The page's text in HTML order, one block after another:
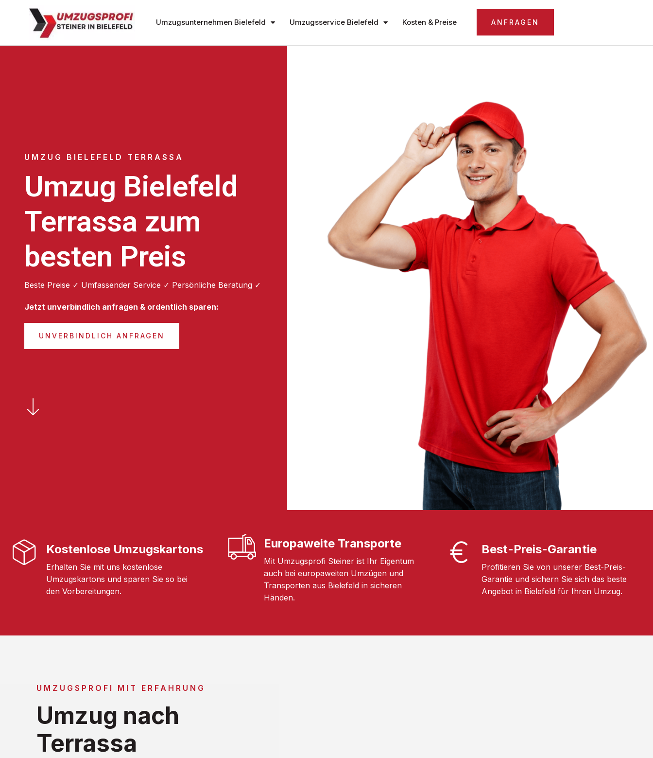
Umzugsunternehmen Bielefeld Umzugsservice Bielefeld Kosten & Preise ANFRAGEN
UMZUG BIELEFELD TERRASSA
Umzug Bielefeld
Terrassa zum
besten Preis
Beste Preise ✓ Umfassender Service ✓ Persönliche Beratung ✓
Jetzt unverbindlich anfragen & ordentlich sparen:
UNVERBINDLICH ANFRAGEN
Kostenlose Umzugskartons
Erhalten Sie mit uns kostenlose
Umzugskartons und sparen Sie so bei
den Vorbereitungen.
Europaweite Transporte
Mit Umzugsprofi Steiner ist Ihr Eigentum
auch bei europaweiten Umzügen und
Transporten aus Bielefeld in sicheren
Händen.
Best-Preis-Garantie
Profitieren Sie von unserer Best-Preis-
Garantie und sichern Sie sich das beste
Angebot in Bielefeld für Ihren Umzug.
UMZUGSPROFI MIT ERFAHRUNG
Umzug nach
Terrassa